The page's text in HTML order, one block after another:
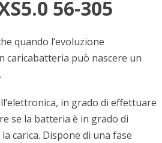
56-305
quando l’evoluzione
caricabatteria può nascere un
in grado di effettuare
se la batteria è in grado di
carica. Dispone di una fase